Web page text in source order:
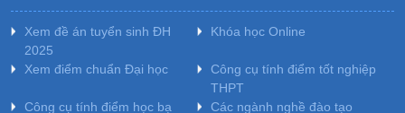
Xem đề án tuyển sinh ĐH
2025
Khóa học Online
Xem điểm chuẩn Đại học
Công cụ tính điểm tốt nghiệp
THPT
Công cụ tính điểm học bạ
Các ngành nghề đào tạo